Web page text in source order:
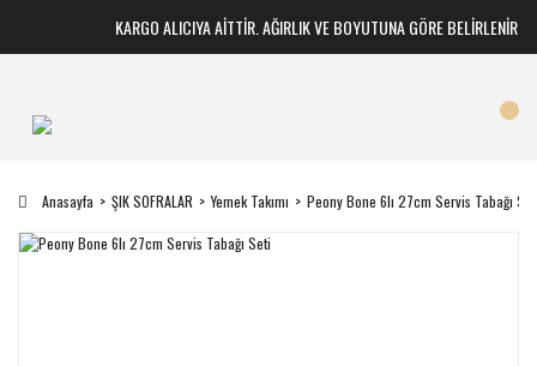
KARGO ALICIYA AİTTİR. AĞIRLIK VE BOYUTUNA GÖRE BELİRLENİR
Anasayfa ŞIK SOFRALAR Yemek Takımı Peony Bone 6lı 27cm Servis Tabağı